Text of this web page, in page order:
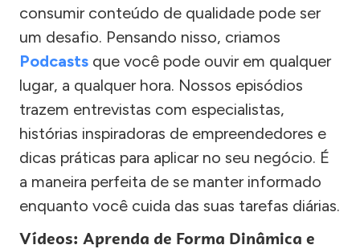
consumir conteúdo de qualidade pode ser
um desafio. Pensando nisso, criamos
Podcasts que você pode ouvir em qualquer
lugar, a qualquer hora. Nossos episódios
trazem entrevistas com especialistas,
histórias inspiradoras de empreendedores e
dicas práticas para aplicar no seu negócio. É
a maneira perfeita de se manter informado
enquanto você cuida das suas tarefas diárias.
Vídeos: Aprenda de Forma Dinâmica e